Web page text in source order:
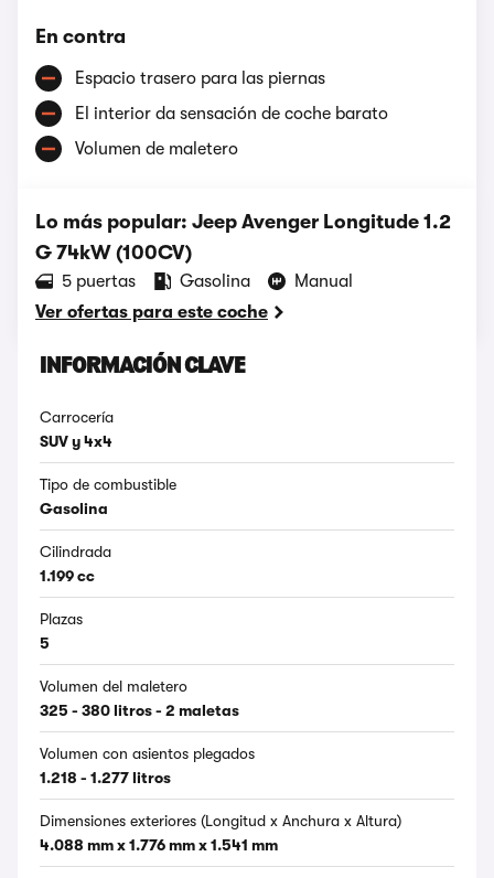
En contra
Espacio trasero para las piernas
El interior da sensación de coche barato
Volumen de maletero
Lo más popular: Jeep Avenger Longitude 1.2
G 74kW (100CV)
5 puertas Gasolina
Manual
Ver ofertas para este coche
INFORMACIÓN CLAVE
Carrocería
SUV y 4x4
Tipo de combustible
Gasolina
Cilindrada
1.199 cc
Plazas
5
Volumen del maletero
325 - 380 litros - 2 maletas
Volumen con asientos plegados
1.218 - 1.277 litros
Dimensiones exteriores (Longitud x Anchura x Altura)
4.088 mm x 1.776 mm x 1.541 mm